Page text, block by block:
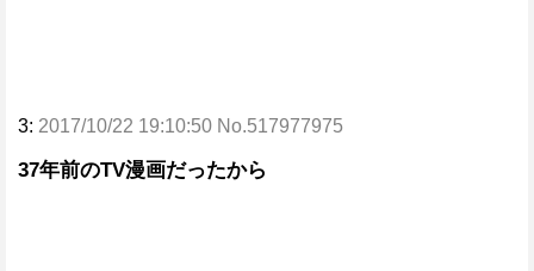
3: 2017/10/22 19:10:50 No.517977975
37年前のTV漫画だったから